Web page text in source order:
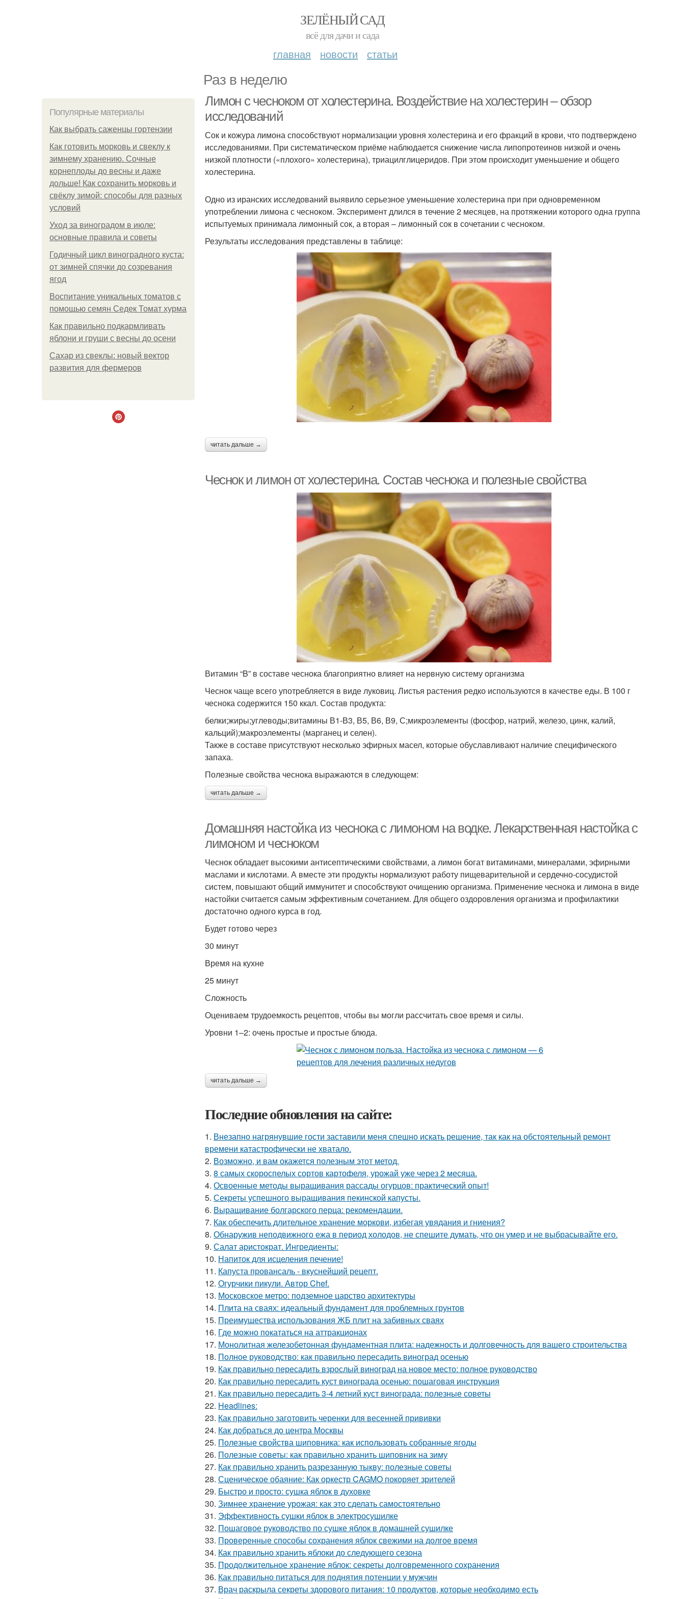
ЗЕЛЁНЫЙ САД
всё для дачи и сада
главная новости статьи
Раз в неделю
Популярные материалы
Как выбрать саженцы гортензии
Как готовить морковь и свеклу к
зимнему хранению. Сочные
корнеплоды до весны и даже
дольше! Как сохранить морковь и
свёклу зимой: способы для разных
условий
Уход за виноградом в июле:
основные правила и советы
Годичный цикл виноградного куста:
от зимней спячки до созревания
ягод
Воспитание уникальных томатов с
помощью семян Седек Томат хурма
Как правильно подкармливать
яблони и груши с весны до осени
Сахар из свеклы: новый вектор
развития для фермеров
Лимон с чесноком от холестерина. Воздействие на холестерин – обзор
исследований
Сок и кожура лимона способствуют нормализации уровня холестерина и его фракций в крови, что подтверждено
исследованиями. При систематическом приёме наблюдается снижение числа липопротеинов низкой и очень
низкой плотности («плохого» холестерина), триацилглицеридов. При этом происходит уменьшение и общего
холестерина.
Одно из иранских исследований выявило серьезное уменьшение холестерина при при одновременном
употреблении лимона с чесноком. Эксперимент длился в течение 2 месяцев, на протяжении которого одна группа
испытуемых принимала лимонный сок, а вторая – лимонный сок в сочетании с чесноком.
Результаты исследования представлены в таблице:
читать дальше →
Чеснок и лимон от холестерина. Состав чеснока и полезные свойства
Витамин “B” в составе чеснока благоприятно влияет на нервную систему организма
Чеснок чаще всего употребляется в виде луковиц. Листья растения редко используются в качестве еды. В 100 г
чеснока содержится 150 ккал. Состав продукта:
белки;жиры;углеводы;витамины В1-В3, В5, В6, В9, С;микроэлементы (фосфор, натрий, железо, цинк, калий,
кальций);макроэлементы (марганец и селен).
Также в составе присутствуют несколько эфирных масел, которые обуславливают наличие специфического
запаха.
Полезные свойства чеснока выражаются в следующем:
читать дальше →
Домашняя настойка из чеснока с лимоном на водке. Лекарственная настойка с
лимоном и чесноком
Чеснок обладает высокими антисептическими свойствами, а лимон богат витаминами, минералами, эфирными
маслами и кислотами. А вместе эти продукты нормализуют работу пищеварительной и сердечно-сосудистой
систем, повышают общий иммунитет и способствуют очищению организма. Применение чеснока и лимона в виде
настойки считается самым эффективным сочетанием. Для общего оздоровления организма и профилактики
достаточно одного курса в год.
Будет готово через
30 минут
Время на кухне
25 минут
Сложность
Оцениваем трудоемкость рецептов, чтобы вы могли рассчитать свое время и силы.
Уровни 1–2: очень простые и простые блюда.
читать дальше →
Последние обновления на сайте:
1. Внезапно нагрянувшие гости заставили меня спешно искать решение, так как на обстоятельный ремонт
времени катастрофически не хватало.
2. Возможно, и вам окажется полезным этот метод.
3. 8 самых скороспелых сортов картофеля, урожай уже через 2 месяца.
4. Освоенные методы выращивания рассады огурцов: практический опыт!
5. Секреты успешного выращивания пекинской капусты.
6. Выращивание болгарского перца: рекомендации.
7. Как обеспечить длительное хранение моркови, избегая увядания и гниения?
8. Обнаружив неподвижного ежа в период холодов, не спешите думать, что он умер и не выбрасывайте его.
9. Салат аристократ. Ингредиенты:
10. Напиток для исцеления печение!
11. Капуста провансаль - вкуснейший рецепт.
12. Огурчики пикули. Автор Chef.
13. Московское метро: подземное царство архитектуры
14. Плита на сваях: идеальный фундамент для проблемных грунтов
15. Преимущества использования ЖБ плит на забивных сваях
16. Где можно покататься на аттракционах
17. Монолитная железобетонная фундаментная плита: надежность и долговечность для вашего строительства
18. Полное руководство: как правильно пересадить виноград осенью
19. Как правильно пересадить взрослый виноград на новое место: полное руководство
20. Как правильно пересадить куст винограда осенью: пошаговая инструкция
21. Как правильно пересадить 3-4 летний куст винограда: полезные советы
22. Headlines:
23. Как правильно заготовить черенки для весенней прививки
24. Как добраться до центра Москвы
25. Полезные свойства шиповника: как использовать собранные ягоды
26. Полезные советы: как правильно хранить шиповник на зиму
27. Как правильно хранить разрезанную тыкву: полезные советы
28. Сценическое обаяние: Как оркестр CAGMO покоряет зрителей
29. Быстро и просто: сушка яблок в духовке
30. Зимнее хранение урожая: как это сделать самостоятельно
31. Эффективность сушки яблок в электросушилке
32. Пошаговое руководство по сушке яблок в домашней сушилке
33. Проверенные способы сохранения яблок свежими на долгое время
34. Как правильно хранить яблоки до следующего сезона
35. Продолжительное хранение яблок: секреты долговременного сохранения
36. Как правильно питаться для поднятия потенции у мужчин
37. Врач раскрыла секреты здорового питания: 10 продуктов, которые необходимо есть